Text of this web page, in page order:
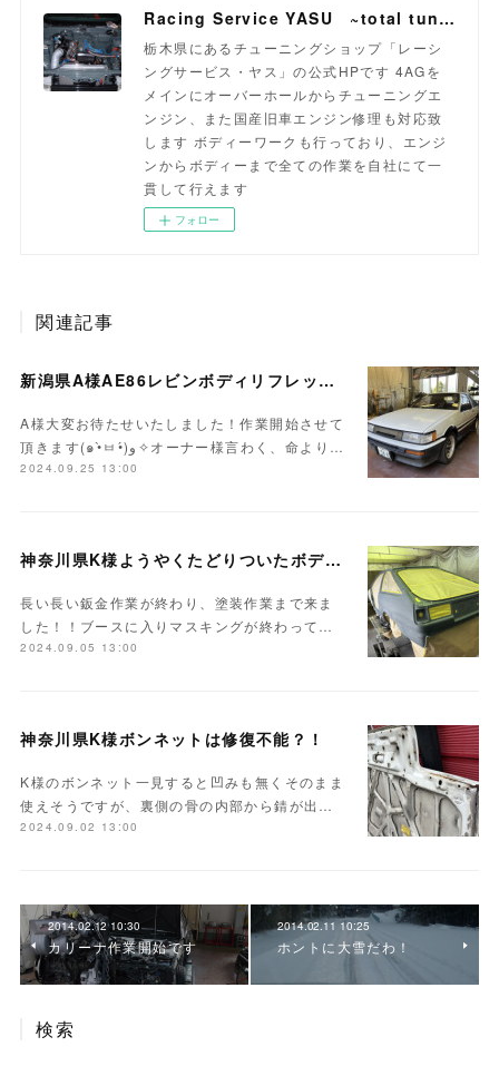
Racing Service YASU ~total tuning proshop~
栃木県にあるチューニングショップ「レーシ
ングサービス・ヤス」の公式HPです 4AGを
メインにオーバーホールからチューニングエ
ンジン、また国産旧車エンジン修理も対応致
します ボディーワークも行っており、エンジ
ンからボディーまで全ての作業を自社にて一
貫して行えます
フォロー
関連記事
新潟県A様AE86レビンボディリフレッシュ作業開始！！
A様大変お待たせいたしました！作業開始させて
頂きます(๑•̀ㅂ•́)و✧オーナー様言わく、命より…
2024.09.25 13:00
神奈川県K様ようやくたどりついたボディ塗装
長い長い鈑金作業が終わり、塗装作業まで来ま
した！！ブースに入りマスキングが終わって…
2024.09.05 13:00
神奈川県K様ボンネットは修復不能？！
K様のボンネット一見すると凹みも無くそのまま
使えそうですが、裏側の骨の内部から錆が出…
2024.09.02 13:00
2014.02.12 10:30
カリーナ作業開始です
2014.02.11 10:25
ホントに大雪だわ！
検索